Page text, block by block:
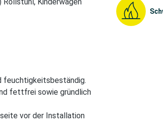
feuchtigkeitsbeständig.
fettfrei sowie gründlich
vor der Installation